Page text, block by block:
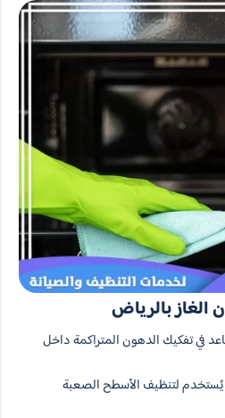
الغاز بالرياض
في تفكيك الدهون المتراكمة داخل
لتنظيف الأسطح الصعبة